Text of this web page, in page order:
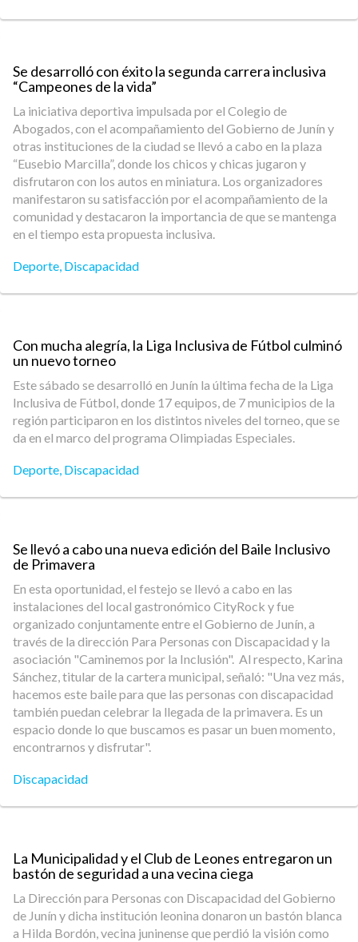
Se desarrolló con éxito la segunda carrera inclusiva
“Campeones de la vida”
La iniciativa deportiva impulsada por el Colegio de
Abogados, con el acompañamiento del Gobierno de Junín y
otras instituciones de la ciudad se llevó a cabo en la plaza
“Eusebio Marcilla”, donde los chicos y chicas jugaron y
disfrutaron con los autos en miniatura. Los organizadores
manifestaron su satisfacción por el acompañamiento de la
comunidad y destacaron la importancia de que se mantenga
en el tiempo esta propuesta inclusiva.
Deporte, Discapacidad
Con mucha alegría, la Liga Inclusiva de Fútbol culminó
un nuevo torneo
Este sábado se desarrolló en Junín la última fecha de la Liga
Inclusiva de Fútbol, donde 17 equipos, de 7 municipios de la
región participaron en los distintos niveles del torneo, que se
da en el marco del programa Olimpiadas Especiales.
Deporte, Discapacidad
Se llevó a cabo una nueva edición del Baile Inclusivo
de Primavera
En esta oportunidad, el festejo se llevó a cabo en las
instalaciones del local gastronómico CityRock y fue
organizado conjuntamente entre el Gobierno de Junín, a
través de la dirección Para Personas con Discapacidad y la
asociación "Caminemos por la Inclusión". Al respecto, Karina
Sánchez, titular de la cartera municipal, señaló: "Una vez más,
hacemos este baile para que las personas con discapacidad
también puedan celebrar la llegada de la primavera. Es un
espacio donde lo que buscamos es pasar un buen momento,
encontrarnos y disfrutar".
Discapacidad
La Municipalidad y el Club de Leones entregaron un
bastón de seguridad a una vecina ciega
La Dirección para Personas con Discapacidad del Gobierno
de Junín y dicha institución leonina donaron un bastón blanca
a Hilda Bordón, vecina juninense que perdió la visión como